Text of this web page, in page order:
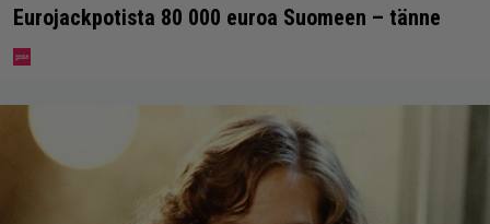
Eurojackpotista 80 000 euroa Suomeen – tänne